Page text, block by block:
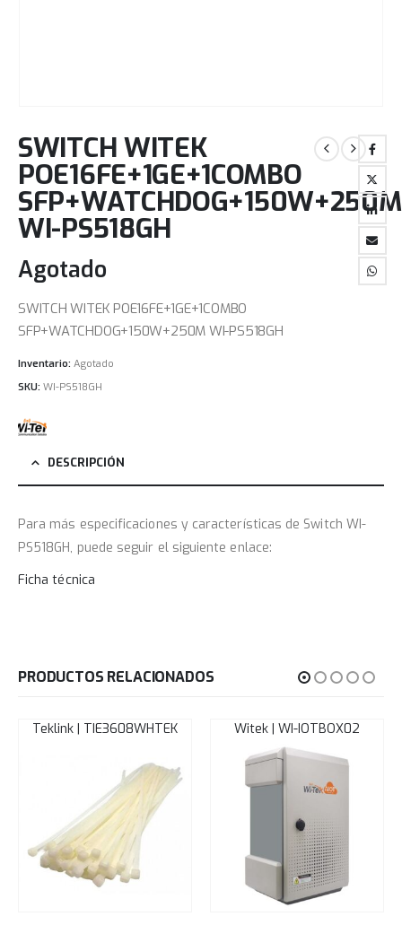
SWITCH WITEK
POE16FE+1GE+1COMBO
SFP+WATCHDOG+150W+250M
WI-PS518GH
Agotado
SWITCH WITEK POE16FE+1GE+1COMBO
SFP+WATCHDOG+150W+250M WI-PS518GH
Inventario: Agotado
SKU: WI-PS518GH
DESCRIPCIÓN
Para más especificaciones y características de Switch WI-
PS518GH, puede seguir el siguiente enlace:
Ficha técnica
PRODUCTOS RELACIONADOS
Teklink | TIE3608WHTEK Witek | WI-IOTBOX02